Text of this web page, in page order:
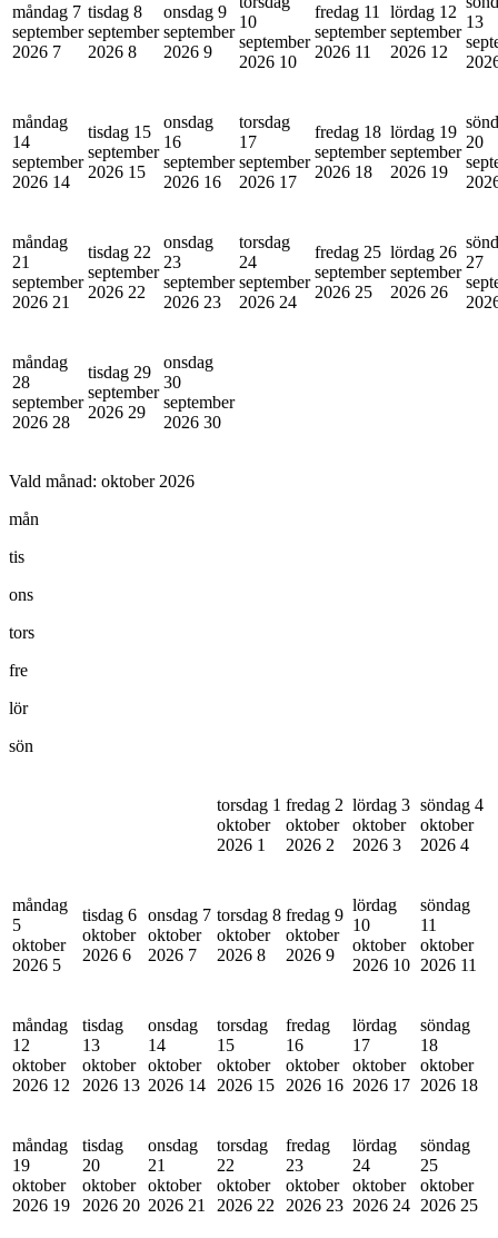
måndag 7
september
2026 7
tisdag 8
september
2026 8
onsdag 9
september
2026 9
10
september
2026 10
fredag 11
september
2026 11
lördag 12
september
2026 12
13
måndag
14
september
2026 14
tisdag 15
september
2026 15
onsdag
16
september
2026 16
torsdag
17
september
2026 17
fredag 18
september
2026 18
lördag 19
september
2026 19
20
måndag
21
september
2026 21
tisdag 22
september
2026 22
onsdag
23
september
2026 23
torsdag
24
september
2026 24
fredag 25
september
2026 25
lördag 26
september
2026 26
27
måndag
28
september
2026 28
tisdag 29
september
2026 29
onsdag
30
september
2026 30
Vald månad: oktober 2026
mån
tis
ons
tors
fre
lör
sön
torsdag 1
oktober
2026 1
fredag 2
oktober
2026 2
lördag 3
oktober
2026 3
söndag 4
oktober
2026 4
måndag
5
oktober
2026 5
tisdag 6
oktober
2026 6
onsdag 7
oktober
2026 7
torsdag 8
oktober
2026 8
fredag 9
oktober
2026 9
lördag
10
oktober
2026 10
söndag
11
oktober
2026 11
måndag
12
oktober
2026 12
tisdag
13
oktober
2026 13
onsdag
14
oktober
2026 14
torsdag
15
oktober
2026 15
fredag
16
oktober
2026 16
lördag
17
oktober
2026 17
söndag
18
oktober
2026 18
måndag
19
oktober
2026 19
tisdag
20
oktober
2026 20
onsdag
21
oktober
2026 21
torsdag
22
oktober
2026 22
fredag
23
oktober
2026 23
lördag
24
oktober
2026 24
söndag
25
oktober
2026 25